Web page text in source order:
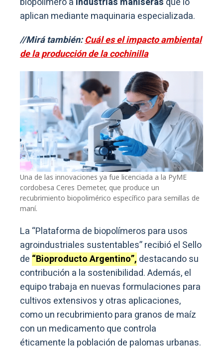
aplican mediante maquinaria especializada.
//Mirá también:Cuál es el impacto ambiental
de la producción de la cochinilla
Una de las innovaciones ya fue licenciada a la PyME
cordobesa Ceres Demeter, que produce un
recubrimiento biopolimérico específico para semillas de
maní.
La “Plataforma de biopolímeros para usos
agroindustriales sustentables” recibió el Sello
de “Bioproducto Argentino”, destacando su
contribución a la sostenibilidad. Además, el
equipo trabaja en nuevas formulaciones para
cultivos extensivos y otras aplicaciones,
como un recubrimiento para granos de maíz
con un medicamento que controla
éticamente la población de palomas urbanas.